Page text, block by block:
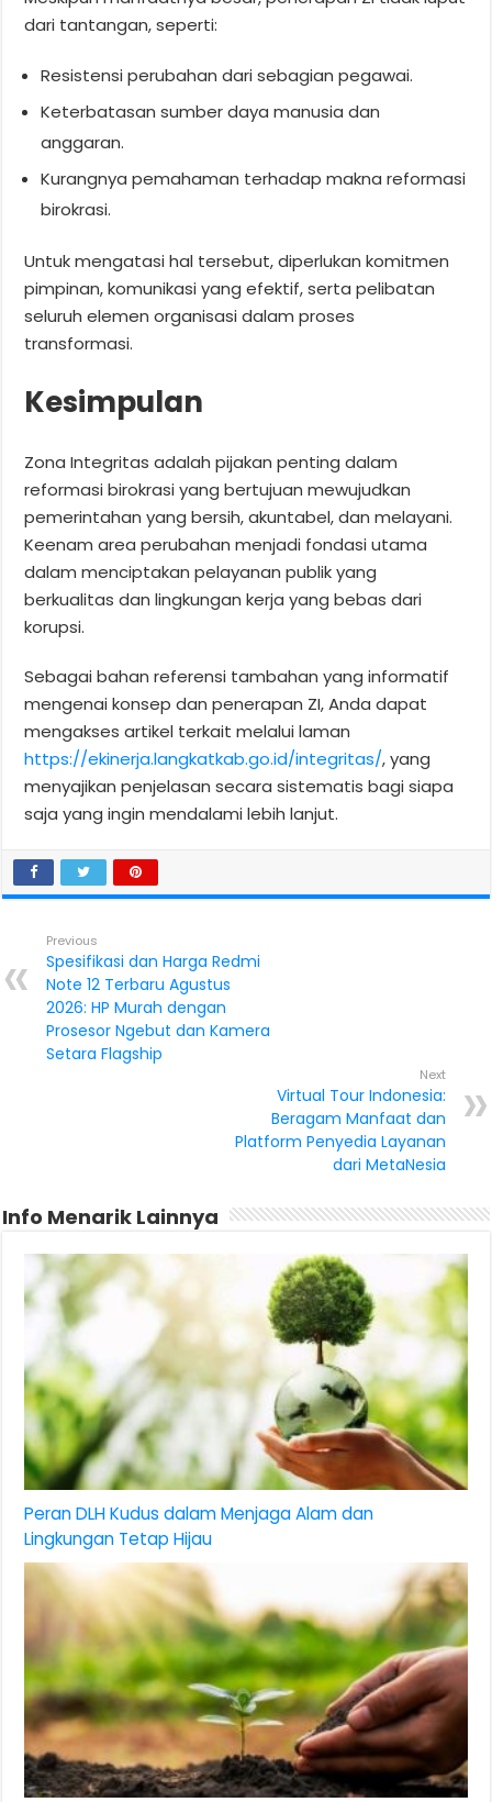
dari tantangan, seperti:
Resistensi perubahan dari sebagian pegawai.
Keterbatasan sumber daya manusia dan
anggaran.
Kurangnya pemahaman terhadap makna reformasi
birokrasi.
Untuk mengatasi hal tersebut, diperlukan komitmen
pimpinan, komunikasi yang efektif, serta pelibatan
seluruh elemen organisasi dalam proses
transformasi.
Kesimpulan
Zona Integritas adalah pijakan penting dalam
reformasi birokrasi yang bertujuan mewujudkan
pemerintahan yang bersih, akuntabel, dan melayani.
Keenam area perubahan menjadi fondasi utama
dalam menciptakan pelayanan publik yang
berkualitas dan lingkungan kerja yang bebas dari
korupsi.
Sebagai bahan referensi tambahan yang informatif
mengenai konsep dan penerapan ZI, Anda dapat
mengakses artikel terkait melalui laman
https://ekinerja.langkatkab.go.id/integritas/, yang
menyajikan penjelasan secara sistematis bagi siapa
saja yang ingin mendalami lebih lanjut.
Previous
Spesifikasi dan Harga Redmi
Note 12 Terbaru Agustus
2026: HP Murah dengan
Prosesor Ngebut dan Kamera
Setara Flagship
Next
Virtual Tour Indonesia:
Beragam Manfaat dan
Platform Penyedia Layanan
dari MetaNesia
Info Menarik Lainnya
Peran DLH Kudus dalam Menjaga Alam dan
Lingkungan Tetap Hijau